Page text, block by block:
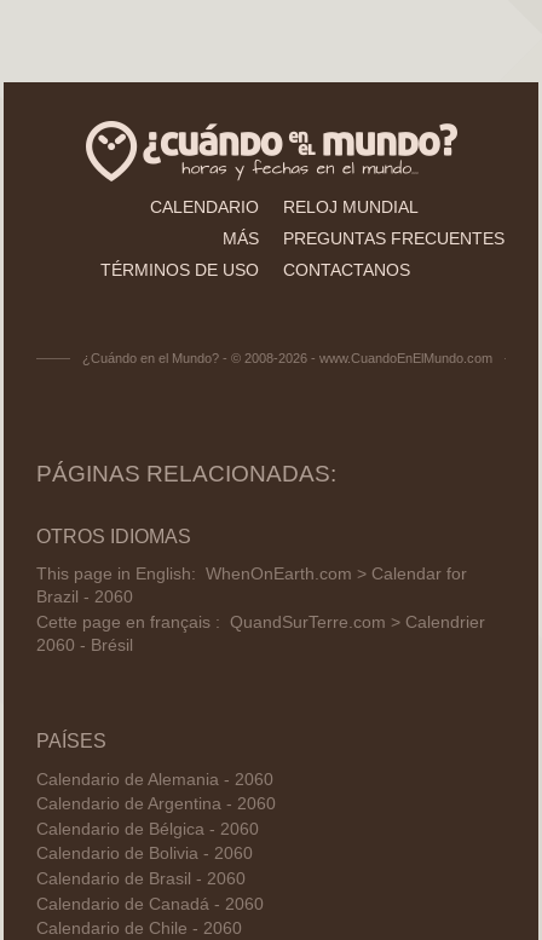
CALENDARIO
RELOJ MUNDIAL
MÁS
PREGUNTAS FRECUENTES
TÉRMINOS DE USO
CONTACTANOS
¿Cuándo en el Mundo? - © 2008-2026 - www.CuandoEnElMundo.com
PÁGINAS RELACIONADAS:
OTROS IDIOMAS
This page in English: WhenOnEarth.com > Calendar for
Brazil - 2060
Cette page en français : QuandSurTerre.com > Calendrier
2060 - Brésil
PAÍSES
Calendario de Alemania - 2060
Calendario de Argentina - 2060
Calendario de Bélgica - 2060
Calendario de Bolivia - 2060
Calendario de Brasil - 2060
Calendario de Canadá - 2060
Calendario de Chile - 2060